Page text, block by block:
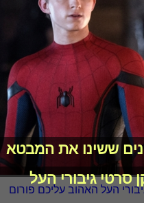
ששינו את המבטא
סרטי גיבורי העל